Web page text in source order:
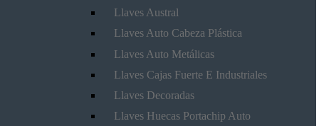
Llaves Austral
Llaves Auto Cabeza Plástica
Llaves Auto Metálicas
Llaves Cajas Fuerte E Industriales
Llaves Decoradas
Llaves Huecas Portachip Auto